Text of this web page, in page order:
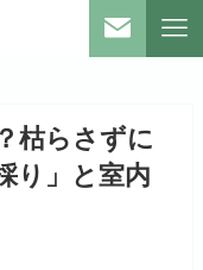
枯らさずに
り」と室内